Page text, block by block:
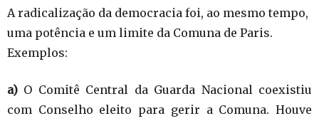
A radicalização da democracia foi, ao mesmo tempo,
uma potência e um limite da Comuna de Paris.
Exemplos:
a) O Comitê Central da Guarda Nacional coexistiu
com Conselho eleito para gerir a Comuna. Houve